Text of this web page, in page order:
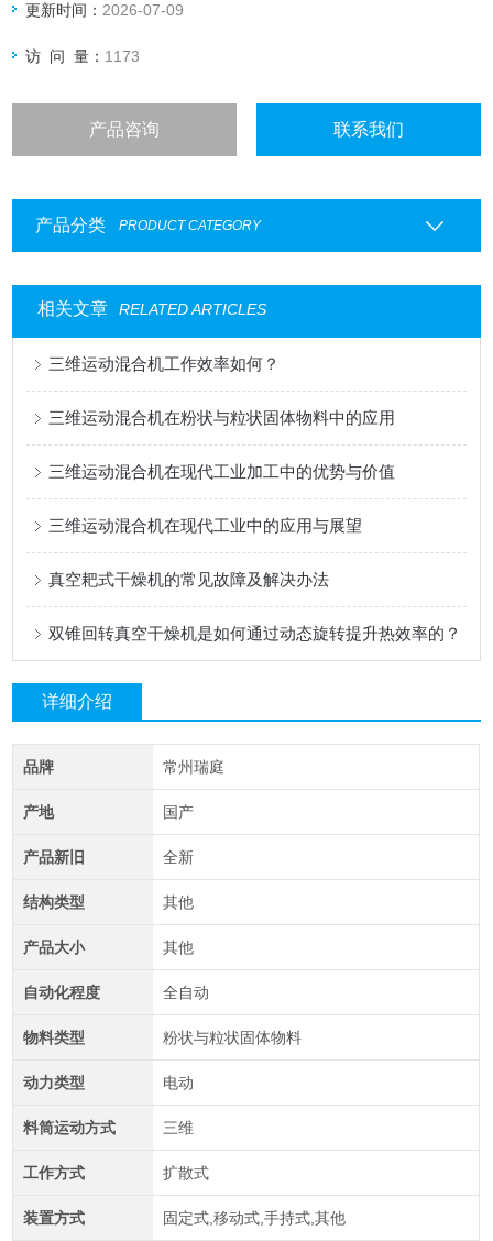
更新时间： 2026-07-09
访 问 量： 1173
产品咨询 联系我们
产品分类 PRODUCT CATEGORY
相关文章 RELATED ARTICLES
三维运动混合机工作效率如何？
三维运动混合机在粉状与粒状固体物料中的应用
三维运动混合机在现代工业加工中的优势与价值
三维运动混合机在现代工业中的应用与展望
真空耙式干燥机的常见故障及解决办法
双锥回转真空干燥机是如何通过动态旋转提升热效率的？
详细介绍
品牌 常州瑞庭
产地 国产
产品新旧 全新
结构类型 其他
产品大小 其他
自动化程度 全自动
物料类型 粉状与粒状固体物料
动力类型 电动
料筒运动方式 三维
工作方式 扩散式
装置方式 固定式,移动式,手持式,其他